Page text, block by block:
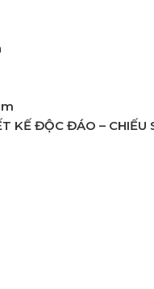
KẾ ĐỘC ĐÁO – CHIẾU